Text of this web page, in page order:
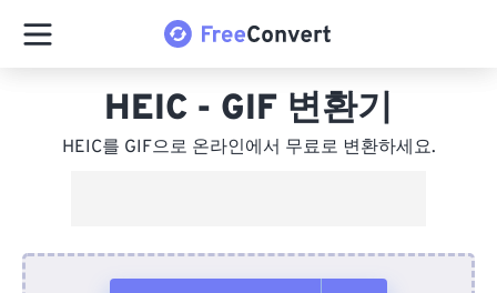
HEIC - GIF 변환기
HEIC를 GIF으로 온라인에서 무료로 변환하세요.